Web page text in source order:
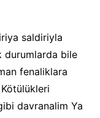
saldiriyla
durumlarda bile
fenaliklara
davranalim Ya